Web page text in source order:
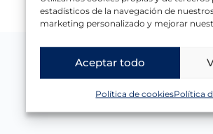
estadísticos de la navegación de
marketing personalizado y mejorar
Aceptar todo
Política de cookiesPolítica